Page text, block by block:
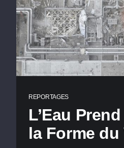
REPORTAGES
L’Eau
la Forme du